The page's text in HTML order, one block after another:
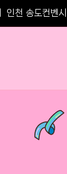
인천 송도컨벤